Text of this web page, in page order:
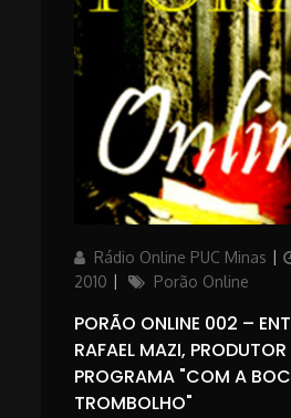
AuthorRádio Online PUC Minas
2010
Categories
Porão Online
PORÃO ONLINE 002 –
RAFAEL MAZI,
PROGRAMA "COM A
TROMBOLHO"